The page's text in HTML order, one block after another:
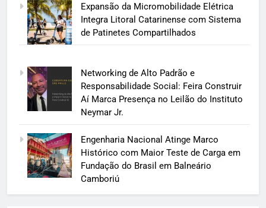
Expansão da Micromobilidade Elétrica
Integra Litoral Catarinense com Sistema
de Patinetes Compartilhados
Networking de Alto Padrão e
Responsabilidade Social: Feira Construir
Aí Marca Presença no Leilão do Instituto
Neymar Jr.
Engenharia Nacional Atinge Marco
Histórico com Maior Teste de Carga em
Fundação do Brasil em Balneário
Camboriú